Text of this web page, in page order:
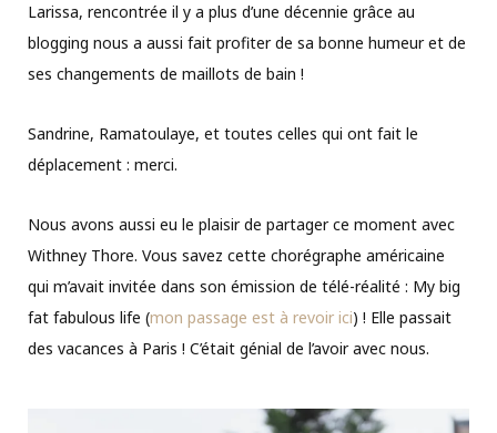
Larissa, rencontrée il y a plus d’une décennie grâce au
blogging nous a aussi fait profiter de sa bonne humeur et de
ses changements de maillots de bain !
Sandrine, Ramatoulaye, et toutes celles qui ont fait le
déplacement : merci.
Nous avons aussi eu le plaisir de partager ce moment avec
Withney Thore. Vous savez cette chorégraphe américaine
qui m’avait invitée dans son émission de télé-réalité : My big
fat fabulous life (mon passage est à revoir ici) ! Elle passait
des vacances à Paris ! C’était génial de l’avoir avec nous.